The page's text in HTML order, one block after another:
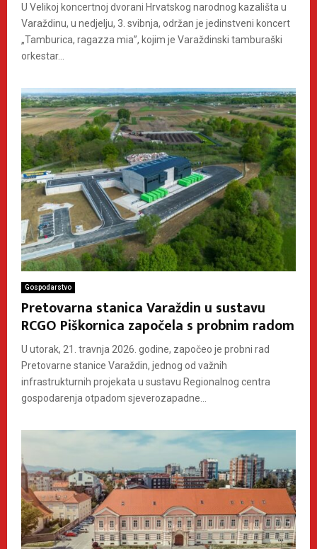
U Velikoj koncertnoj dvorani Hrvatskog narodnog kazališta u
Varaždinu, u nedjelju, 3. svibnja, održan je jedinstveni koncert
„Tamburica, ragazza mia”, kojim je Varaždinski tamburaški
orkestar...
Gospodarstvo
Pretovarna stanica Varaždin u sustavu
RCGO Piškornica započela s probnim radom
U utorak, 21. travnja 2026. godine, započeo je probni rad
Pretovarne stanice Varaždin, jednog od važnih
infrastrukturnih projekata u sustavu Regionalnog centra
gospodarenja otpadom sjeverozapadne...